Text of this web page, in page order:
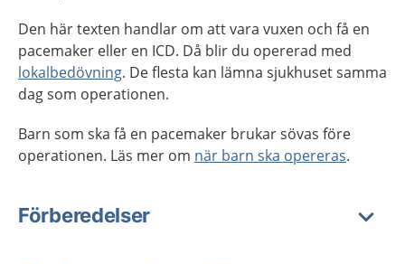
Den här texten handlar om att vara vuxen och få en
pacemaker eller en ICD. Då blir du opererad med
lokalbedövning. De flesta kan lämna sjukhuset samma
dag som operationen.
Barn som ska få en pacemaker brukar sövas före
operationen. Läs mer om när barn ska opereras.
Förberedelser